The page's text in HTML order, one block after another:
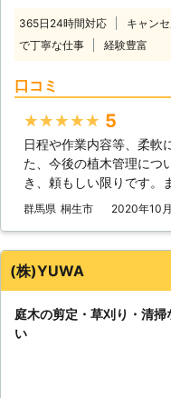
365日24時間対応 キャン
で丁寧な仕事
経験豊富
口コミ
★★★★★ 5
日程や作業内容等、柔軟
た、今後の植木管理につ
き、頼もしい限りです。
群馬県 桐生市 2020年10
(株)YUWA
庭木の剪定・草刈り・清
い